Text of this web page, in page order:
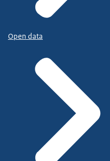
Open data